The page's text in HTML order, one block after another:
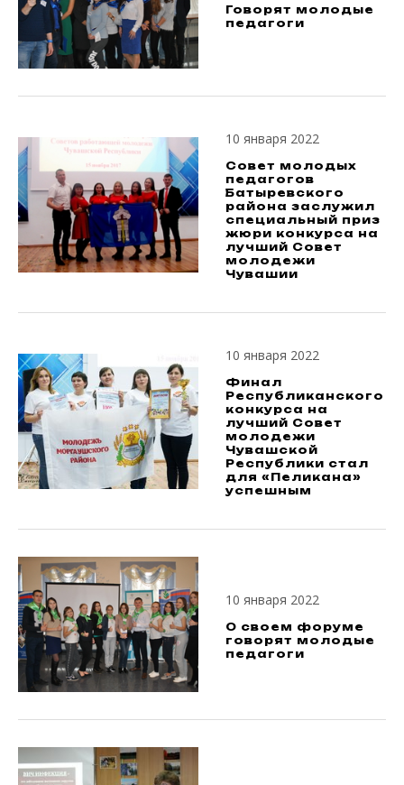
Говорят молодые
педагоги
10 января 2022
Совет молодых
педагогов
Батыревского
района заслужил
специальный приз
жюри конкурса на
лучший Совет
молодежи
Чувашии
10 января 2022
Финал
Республиканского
конкурса на
лучший Совет
молодежи
Чувашской
Республики стал
для «Пеликана»
успешным
10 января 2022
О своем форуме
говорят молодые
педагоги